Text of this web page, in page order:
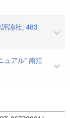
論社, 483
ュアル" 南江